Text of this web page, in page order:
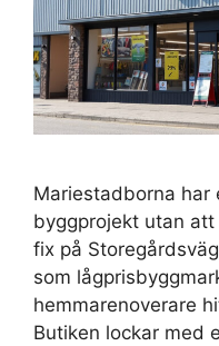
Mariestadborna har
byggprojekt utan
fix på
som
hemmarenoverare
Butiken lockar med